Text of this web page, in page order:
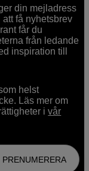
din mejladress
få nyhetsbrev
får du
från ledande
inspiration till
helst
Läs mer om
ivår
PRENUMERERA